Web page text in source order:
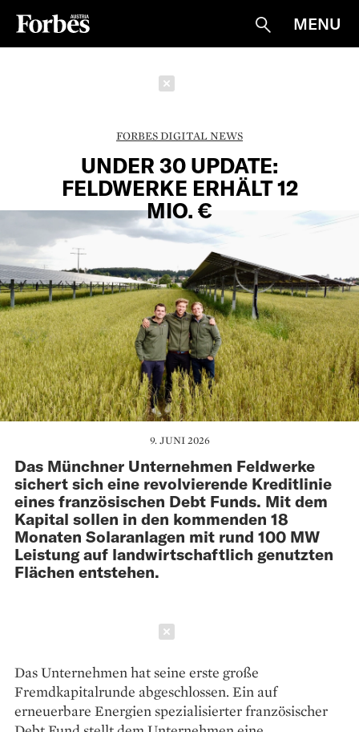
Suche
MENU
FORBES DIGITAL NEWS
UNDER 30 UPDATE:
FELDWERKE ERHÄLT 12
MIO. €
9. JUNI 2026
Das Münchner Unternehmen Feldwerke
sichert sich eine revolvierende Kreditlinie
eines französischen Debt Funds. Mit dem
Kapital sollen in den kommenden 18
Monaten Solaranlagen mit rund 100 MW
Leistung auf landwirtschaftlich genutzten
Flächen entstehen.
Das Unternehmen hat seine erste große
Fremdkapitalrunde abgeschlossen. Ein auf
erneuerbare Energien spezialisierter französischer